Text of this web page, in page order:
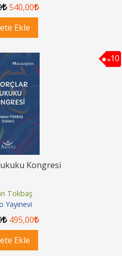
540,00
Ekle
%10
Kongresi
Tokbaş
Yayınevi
495,00
Ekle